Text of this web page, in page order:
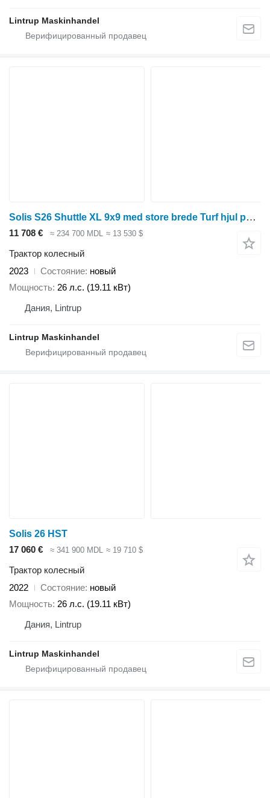
Lintrup Maskinhandel
Solis S26 Shuttle XL 9x9 med store brede Turf hjul på til prisen!
11 708 € ≈ 234 700 MDL ≈ 13 530 $
Трактор колесный
2023
Состояние новый
Мощность 26 л.с. (19.11 кВт)
Дания, Lintrup
Lintrup Maskinhandel
Solis 26 HST
17 060 €
≈ 341 900 MDL ≈ 19 710 $
Трактор колесный
2022
Состояние новый
Мощность 26 л.с. (19.11 кВт)
Дания, Lintrup
Lintrup Maskinhandel